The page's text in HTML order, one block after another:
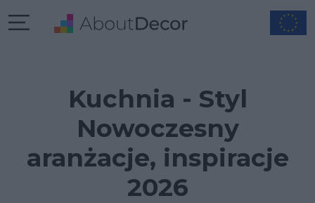
Kuchnia - Styl
Nowoczesny
aranżacje, inspiracje
2026